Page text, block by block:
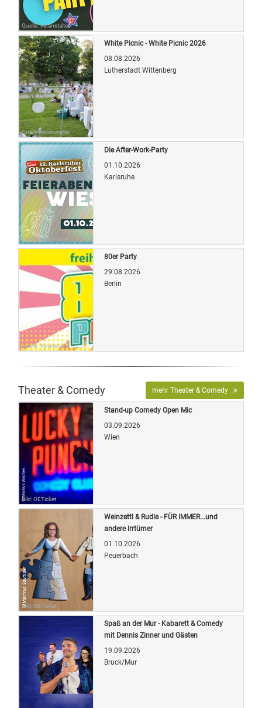
Quelle: Veranstalter
Quelle: Veranstalter
White Picnic - White Picnic 2026
08.08.2026
Lutherstadt Wittenberg
Quelle: Veranstalter
Die After-Work-Party
01.10.2026
Karlsruhe
Quelle: Veranstalter
80er Party
29.08.2026
Berlin
Theater & Comedy mehr Theater & Comedy
Bild: OETicket
Stand-up Comedy Open Mic
03.09.2026
Wien
Bild: OETicket
Weinzettl & Rudle - FÜR IMMER...und
andere Irrtümer
01.10.2026
Peuerbach
Spaß an der Mur - Kabarett & Comedy
mit Dennis Zinner und Gästen
19.09.2026
Bruck/Mur